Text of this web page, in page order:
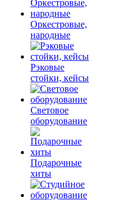
Оркестровые,
народные
Рэковые
стойки, кейсы
Световое
оборудование
Подарочные
хиты